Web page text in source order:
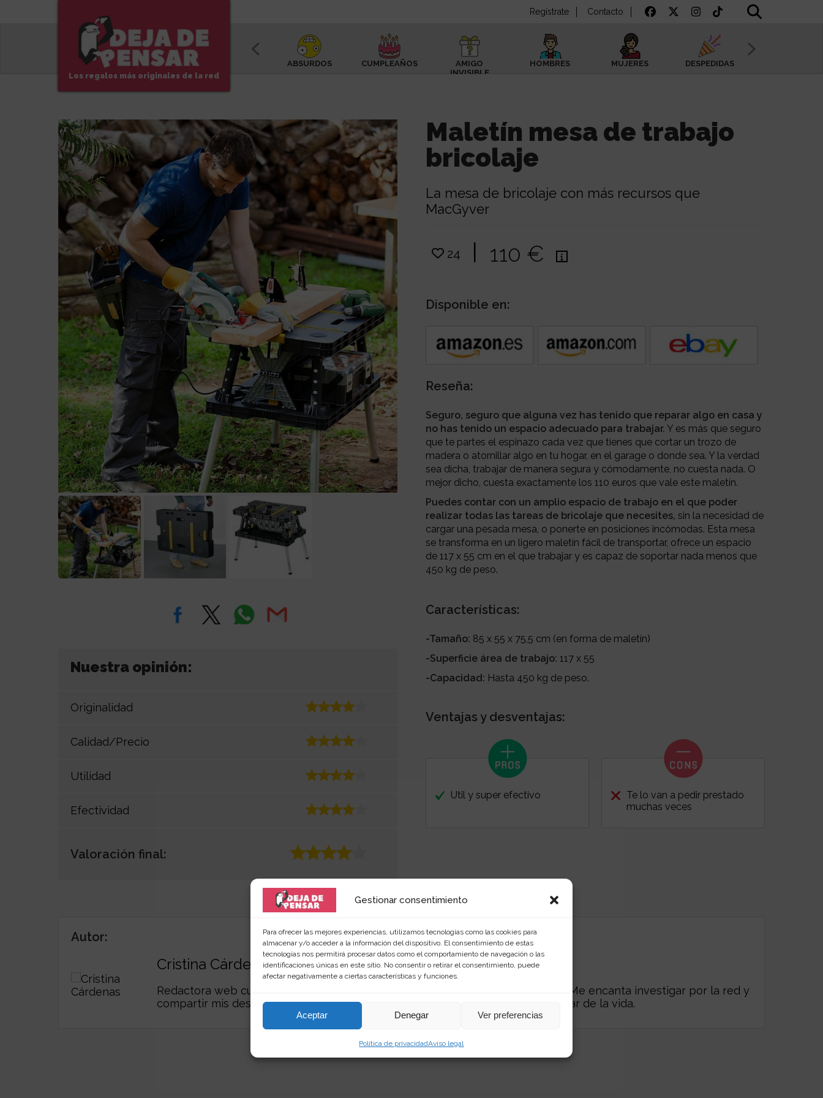
Gestionar consentimiento
Para ofrecer las mejores experiencias, utilizamos tecnologías como las cookies para
almacenar y/o acceder a la información del dispositivo. El consentimiento de estas
tecnologías nos permitirá procesar datos como el comportamiento de navegación o las
identificaciones únicas en este sitio. No consentir o retirar el consentimiento, puede
afectar negativamente a ciertas características y funciones.
Aceptar Denegar Ver preferencias
Política de privacidadAviso legal
Los regalos más originales de la red
Regístrate Contacto
ABSURDOS CUMPLEAÑOS
AMIGO
INVISIBLE
HOMBRES MUJERES DESPEDIDAS
Nuestra opinión:
Originalidad
Calidad/Precio
Utilidad
Efectividad
Valoración final:
Maletín mesa de trabajo
bricolaje
La mesa de bricolaje con más recursos que
MacGyver
24 | 110 €
Disponible en:
Reseña:
Seguro, seguro que alguna vez has tenido que reparar algo en casa y
no has tenido un espacio adecuado para trabajar. Y es más que seguro
que te partes el espinazo cada vez que tienes que cortar un trozo de
madera o atornillar algo en tu hogar, en el garage o donde sea. Y la verdad
sea dicha, trabajar de manera segura y cómodamente, no cuesta nada. O
mejor dicho, cuesta exactamente los 110 euros que vale este maletín.
Puedes contar con un amplio espacio de trabajo en el que poder
realizar todas las tareas de bricolaje que necesites, sin la necesidad de
cargar una pesada mesa, o ponerte en posiciones incómodas. Esta mesa
se transforma en un ligero maletín fácil de transportar, ofrece un espacio
de 117 x 55 cm en el que trabajar y es capaz de soportar nada menos que
450 kg de peso.
Características:
-Tamaño: 85 x 55 x 75,5 cm (en forma de maletín)
-Superficie área de trabajo: 117 x 55
-Capacidad: Hasta 450 kg de peso.
Ventajas y desventajas:
Util y super efectivo
Te lo van a pedir prestado
muchas veces
Autor:
Cristina Cárdenas
Redactora web curiosa, amante de las palabras y de los productos singulares. Me encanta investigar por la red y
compartir mis descubrimientos endejadepensar.com . Me gusta el mar y disfrutar de la vida.